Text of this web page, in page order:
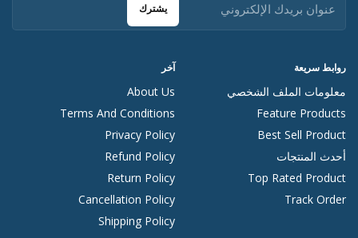
روابط سريعة
معلومات الملف الشخصي
Feature Products
Best Sell Product
أحدث المنتجات
Top Rated Product
Track Order
آخر
About Us
Terms And Conditions
Privacy Policy
Refund Policy
Return Policy
Cancellation Policy
Shipping Policy
يشترك